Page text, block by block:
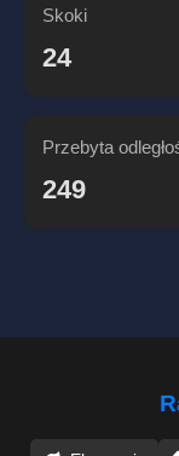
Skoki
24
Przebyta
249